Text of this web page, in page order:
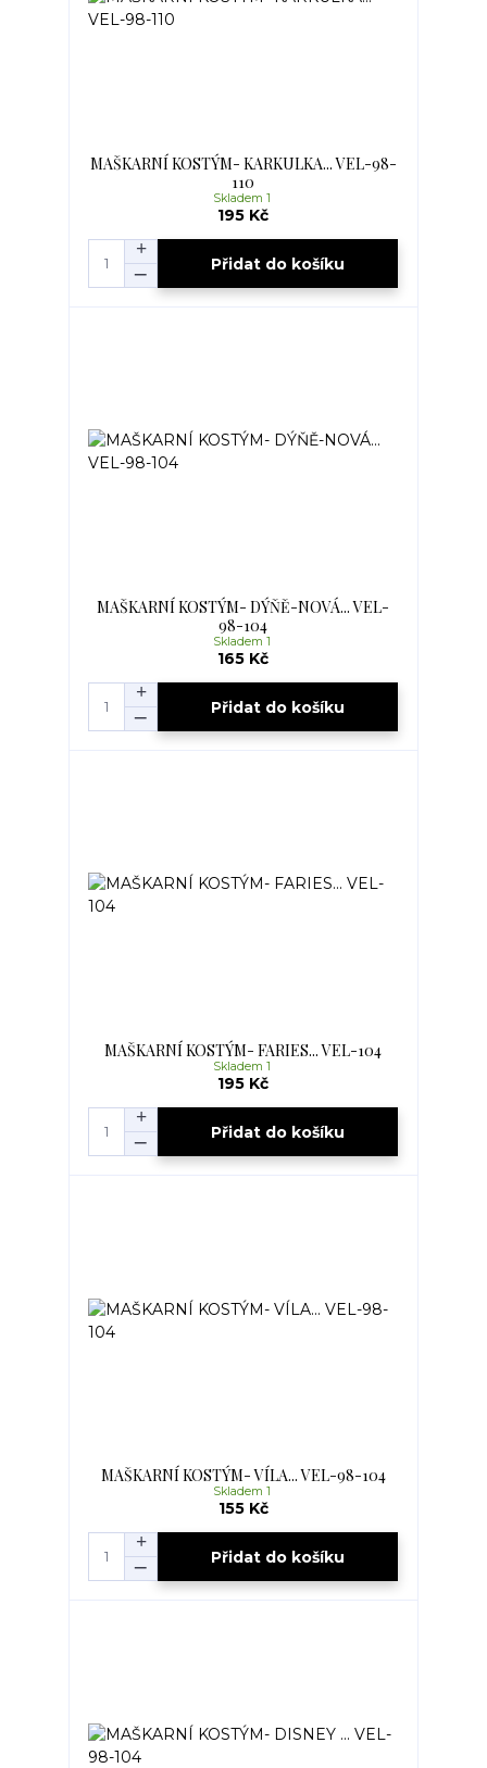
MAŠKARNÍ KOSTÝM- KARKULKA... VEL-98-
110
195 Kč
Skladem 1
Přidat do košíku
MAŠKARNÍ KOSTÝM- DÝŇĚ-NOVÁ... VEL-
98-104
165 Kč
Skladem 1
Přidat do košíku
MAŠKARNÍ KOSTÝM- FARIES... VEL-104
195 Kč
Skladem 1
Přidat do košíku
MAŠKARNÍ KOSTÝM- VÍLA... VEL-98-104
155 Kč
Skladem 1
Přidat do košíku